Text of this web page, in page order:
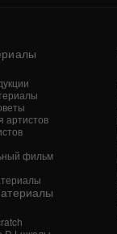
артистов
фильм